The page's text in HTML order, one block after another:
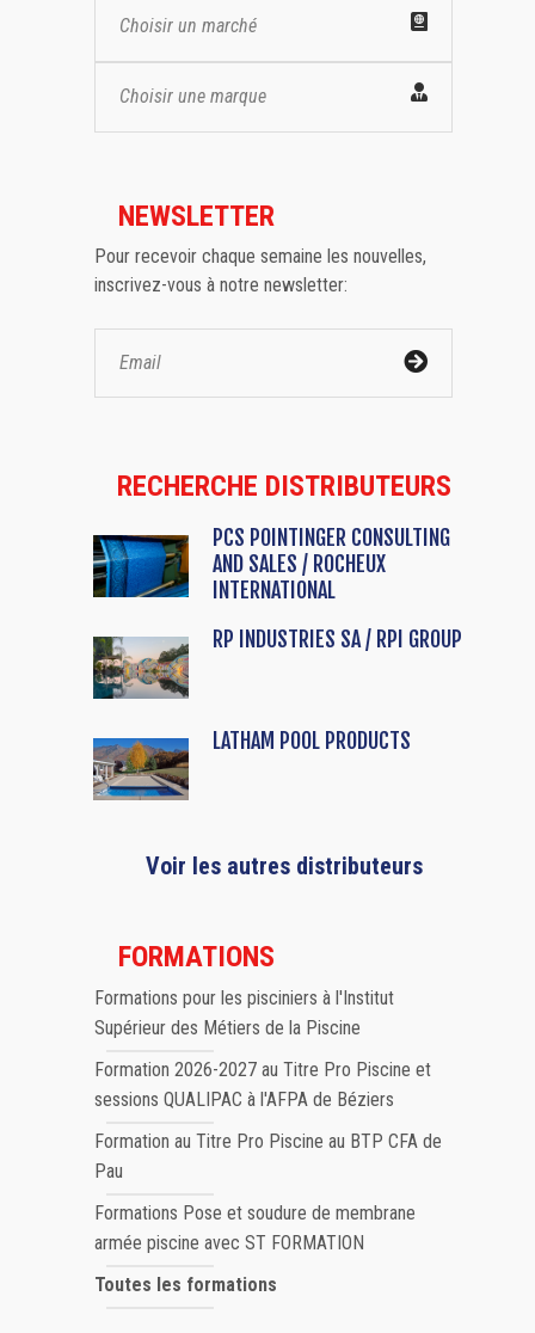
Choisir un marché
Choisir une marque
NEWSLETTER
Pour recevoir chaque semaine les nouvelles,
inscrivez-vous à notre newsletter:
RECHERCHE DISTRIBUTEURS
PCS POINTINGER CONSULTING
AND SALES / ROCHEUX
INTERNATIONAL
RP INDUSTRIES SA / RPI GROUP
LATHAM POOL PRODUCTS
Voir les autres distributeurs
FORMATIONS
Formations pour les pisciniers à l'Institut
Supérieur des Métiers de la Piscine
Formation 2026-2027 au Titre Pro Piscine et
sessions QUALIPAC à l'AFPA de Béziers
Formation au Titre Pro Piscine au BTP CFA de
Pau
Formations Pose et soudure de membrane
armée piscine avec ST FORMATION
Toutes les formations